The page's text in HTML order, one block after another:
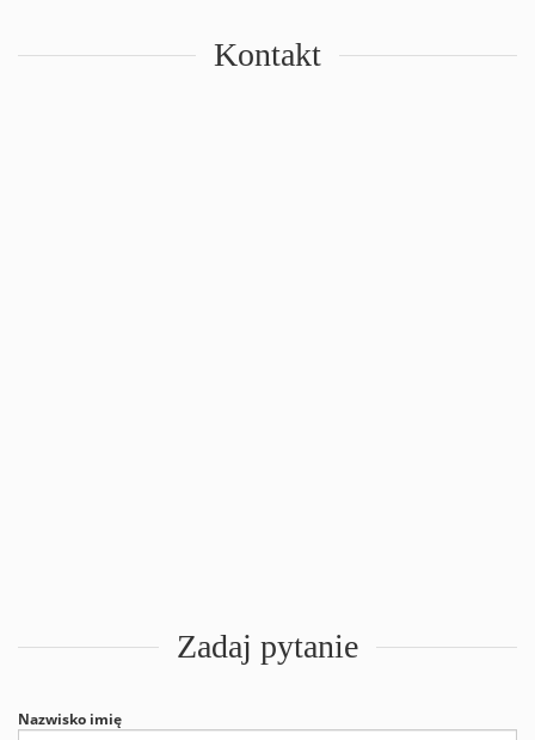
Kontakt
Zadaj pytanie
Nazwisko imię